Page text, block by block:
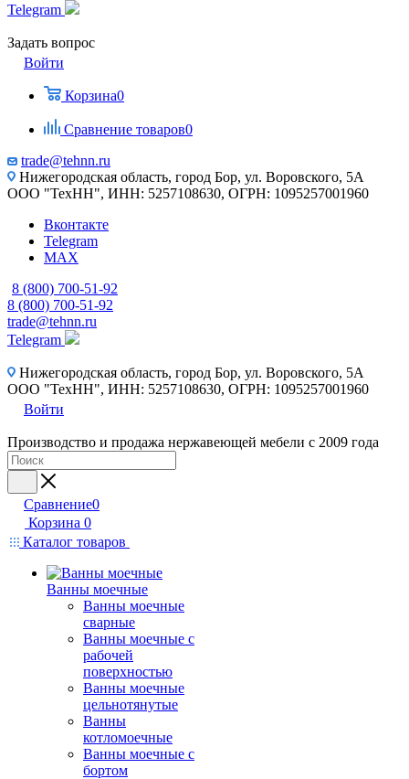
Telegram
Задать вопрос
Войти
Корзина0
Сравнение товаров0
trade@tehnn.ru
Нижегородская область, город Бор, ул. Воровского, 5А
ООО "ТехНН", ИНН: 5257108630, ОГРН: 1095257001960
Вконтакте
Telegram
MAX
8 (800) 700-51-92
8 (800) 700-51-92
trade@tehnn.ru
Telegram
Нижегородская область, город Бор, ул. Воровского, 5А
ООО "ТехНН", ИНН: 5257108630, ОГРН: 1095257001960
Войти
Производство и продажа нержавеющей мебели с 2009 года
Сравнение0
Корзина 0
Каталог товаров
Ванны моечные
Ванны моечные
сварные
Ванны моечные с
рабочей
поверхностью
Ванны моечные
цельнотянутые
Ванны
котломоечные
Ванны моечные с
бортом